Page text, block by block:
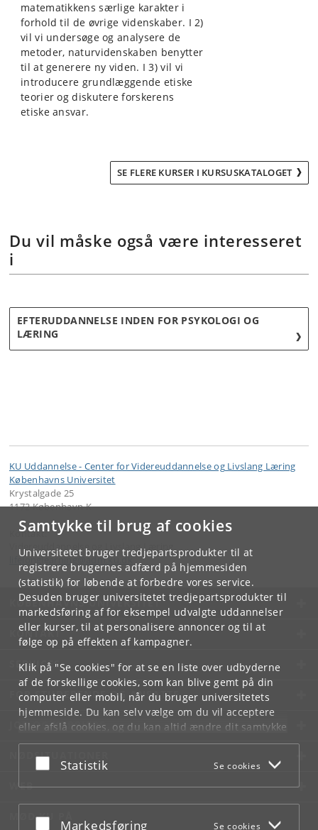
Samtykke til brug af cookies
Universitetet bruger tredjepartsprodukter til at
registrere brugernes adfærd på hjemmesiden
(statistik) for løbende at forbedre vores service.
Desuden bruger universitetet tredjepartsprodukter til
markedsføring af for eksempel udvalgte uddannelser
eller kurser, til at personalisere annoncer og til at
følge op på effekten af kampagner.
Klik på "Se cookies" for at se en liste over udbyderne
af de forskellige cookies, som kan blive gemt på din
computer eller mobil, når du bruger universitetets
hjemmeside. Du kan selv vælge om du vil acceptere
eller afslå cookies, og du kan altid ændre dit samtykke
underCookie- og privatlivspolitiksom du finder i
bunden af hver side.
Acceptér eller afslå
Statistik Se cookies
Acceptér eller afslå
Markedsføring Se cookies
matematikkens særlige karakter i
forhold til de øvrige videnskaber. I 2)
vil vi undersøge og analysere de
metoder, naturvidenskaben benytter
til at generere ny viden. I 3) vil vi
introducere grundlæggende etiske
teorier og diskutere forskerens
etiske ansvar.
SE FLERE KURSER I KURSUSKATALOGET
Du vil måske også være interesseret
i
EFTERUDDANNELSE INDEN FOR PSYKOLOGI OG
LÆRING
KU Uddannelse - Center for Videreuddannelse og Livslang Læring
Københavns Universitet
Krystalgade 25
1172 København K
Kontakt:
Videreuddannelse og Livslang Læring
lifelonglearning@adm.ku dk
KØBENHAVNS UNIVERSITET
KONTAKT
SERVICES
FOR STUDERENDE OG ANSATTE
JOB OG KARRIERE
NØDSITUATIONER
WEB
MØD KU PÅ